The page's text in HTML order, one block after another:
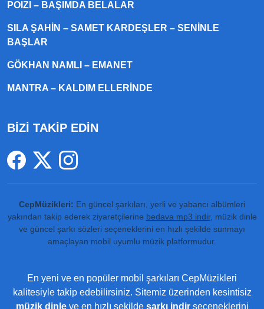
POIZI – BAŞIMDA BELALAR
SILA ŞAHIN – SAMET KARDEŞLER – SENINLE
BAŞLAR
GÖKHAN NAMLI – EMANET
MANTRA – KALDIM ELLERINDE
BİZİ TAKİP EDİN
CepMüzikleri: En güncel şarkıları, yerli ve yabancı albümleri
yakından takip ederek ziyaretçilerine bedava mp3 indir, müzik dinle
ve güncel şarkı sözleri seçeneklerini en hızlı şekilde sunmayı
amaçlayan mobil uyumlu müzik platformudur.
En yeni ve en popüler mobil şarkıları CepMüzikleri
kalitesiyle takip edebilirsiniz. Sitemiz üzerinden kesintisiz
müzik dinleve en hızlı şekilde şarkı indirseçeneklerini